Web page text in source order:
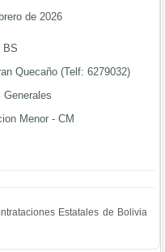
de 2026
BS
Quecaño (Telf: 6279032)
Menor - CM
Estatales de Bolivia